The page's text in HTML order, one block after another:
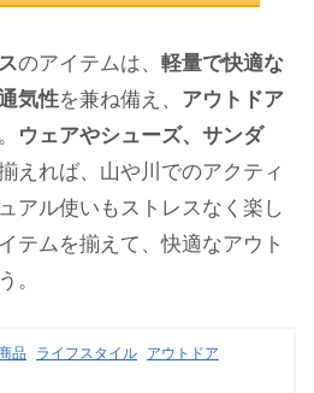
のアイテムは、 軽量で快適な
気性を兼ね備え、 アウトドア
ウェアやシューズ、サンダ
えれば、山や川でのアクティ
アル使いもストレスなく楽し
テムを揃えて、快適なアウト
。
品 ライフスタイル アウトドア